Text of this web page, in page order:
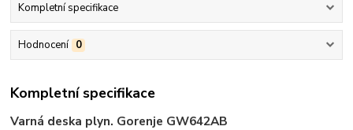
Kompletní specifikace
Hodnocení 0
Kompletní specifikace
Varná deska plyn. Gorenje GW642AB